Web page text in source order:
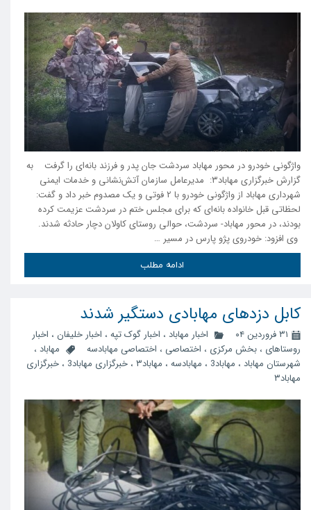
واژگونی خودرو در محور مهاباد سردشت جان پدر و فرزند بانه‌‌ای را گرفت به
گزارش خبرگزاری مهاباد۳: مدیرعامل سازمان آتش‌نشانی و خدمات ایمنی
شهرداری مهاباد از واژگونی خودرو با 2 فوتی و یک مصدوم خبر داد و گفت:
لحظاتی قبل خانواده بانه‌ای که برای مجلس ختم در سردشت عزیمت کرده
بودند، در محور مهاباد- سردشت، حوالی روستای کاولان دچار حادثه شدند.
وی افزود: خودروی پژو پارس در مسیر …
ادامه مطلب
کابل دزدهای مهابادی دستگیر شدند
۳۱ فروردین ۰۴ اخبار مهاباد ، اخبار گوک تپه ، اخبار خلیفان ، اخبار
روستاهای ، بخش مرکزی ، اختصاصی ، اختصاصی مهابادسه مهاباد ،
شهرستان مهاباد ، مهاباد3 ، مهابادسه ، مهاباد۳ ، خبرگزاری مهاباد3 ، خبرگزاری
مهاباد۳